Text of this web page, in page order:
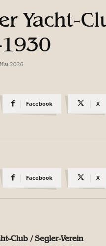
Yacht-
2026
Facebook X
Facebook X
Club / Segler-Verein